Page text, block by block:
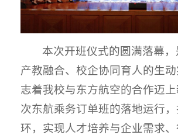
本次开班仪式的圆满落幕
产教融合、校企协同育人的生
志着我校与东方航空的合作迈
次东航乘务订单班的落地运行
环，实现人才培养与企业需求